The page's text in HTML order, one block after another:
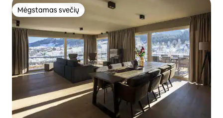
Mėgstamas svečių
Mėgstamas svečių